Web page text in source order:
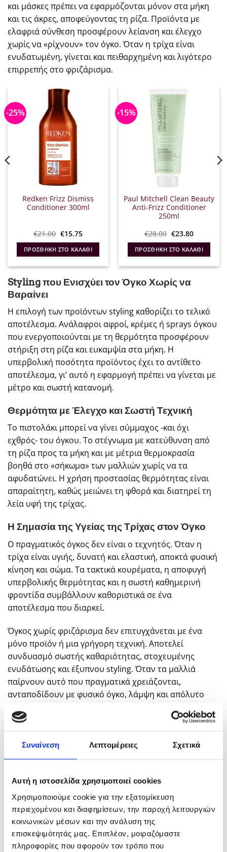
Συναίνεση Λεπτομέρειες Σχετικά
Αυτή η ιστοσελίδα χρησιμοποιεί cookies
Χρησιμοποιούμε cookie για την εξατομίκευση
περιεχομένου και διαφημίσεων, την παροχή λειτουργιών
κοινωνικών μέσων και την ανάλυση της
επισκεψιμότητάς μας. Επιπλέον, μοιραζόμαστε
πληροφορίες που αφορούν τον τρόπο που
και μάσκες πρέπει να εφαρμόζονται μόνον στα μήκη
και τις άκρες, αποφεύγοντας τη ρίζα. Προϊόντα με
ελαφριά σύνθεση προσφέρουν λείανση και έλεγχο
χωρίς να «ρίχνουν» τον όγκο. Όταν η τρίχα είναι
ενυδατωμένη, γίνεται και πειθαρχημένη και λιγότερο
επιρρεπής στο φριζάρισμα.
-25%
Redken Frizz Dismiss
Conditioner 300ml
€21.00 Original
price
was:
€21.00.
€15.75Η
τιμή
είναι:
€15.75.
ΠΡΟΣΘΉΚΗ ΣΤΟ ΚΑΛΆΘΙ
-15%
Paul Mitchell Clean Beauty
Anti-Frizz Conditioner
250ml
€28.00 Original
price
was:
€28.00.
€23.80Η
τιμή
είναι:
€23.80.
ΠΡΟΣΘΉΚΗ ΣΤΟ ΚΑΛΆΘΙ
Styling που Ενισχύει τον Όγκο Χωρίς να
Βαραίνει
Η επιλογή των προϊόντων styling καθορίζει το τελικό
αποτέλεσμα. Ανάλαφροι αφροί, κρέμες ή sprays όγκου
που ενεργοποιούνται με τη θερμότητα προσφέρουν
στήριξη στη ρίζα και ευκαμψία στα μήκη. Η
υπερβολική ποσότητα προϊόντος έχει το αντίθετο
αποτέλεσμα, γι’ αυτό η εφαρμογή πρέπει να γίνεται με
μέτρο και σωστή κατανομή.
Θερμότητα με Έλεγχο και Σωστή Τεχνική
Το πιστολάκι μπορεί να γίνει σύμμαχος -και όχι
εχθρός- του όγκου. Το στέγνωμα με κατεύθυνση από
τη ρίζα προς τα μήκη και με μέτρια θερμοκρασία
βοηθά στο «σήκωμα» των μαλλιών χωρίς να τα
αφυδατώνει. Η χρήση προστασίας θερμότητας είναι
απαραίτητη, καθώς μειώνει τη φθορά και διατηρεί τη
λεία υφή της τρίχας.
Η Σημασία της Υγείας της Τρίχας στον Όγκο
Ο πραγματικός όγκος δεν είναι ο τεχνητός. Όταν η
τρίχα είναι υγιής, δυνατή και ελαστική, αποκτά φυσική
κίνηση και σώμα. Τα τακτικά κουρέματα, η αποφυγή
υπερβολικής θερμότητας και η σωστή καθημερινή
φροντίδα συμβάλλουν καθοριστικά σε ένα
αποτέλεσμα που διαρκεί.
Όγκος χωρίς φριζάρισμα δεν επιτυγχάνεται με ένα
μόνο προϊόν ή μια γρήγορη τεχνική. Αποτελεί
συνδυασμό σωστής καθαριότητας, στοχευμένης
ενυδάτωσης και έξυπνου styling. Όταν τα μαλλιά
παίρνουν αυτό που πραγματικά χρειάζονται,
ανταποδίδουν με φυσικό όγκο, λάμψη και απόλυτο
Διαβάστε επίσης >>
Ποια Μάσκα Βοηθά τη Φθαρμένη Τρίχα;
Πώς Επηρεάζει η Θερμότητα τη Δομή της
Τρίχας